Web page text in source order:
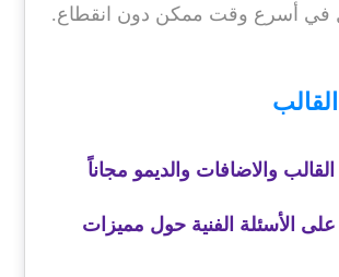
في أسرع وقت ممكن دون انقطاع.
والاضافات والديمو مجاناً
على الأسئلة الفنية حول مميزات